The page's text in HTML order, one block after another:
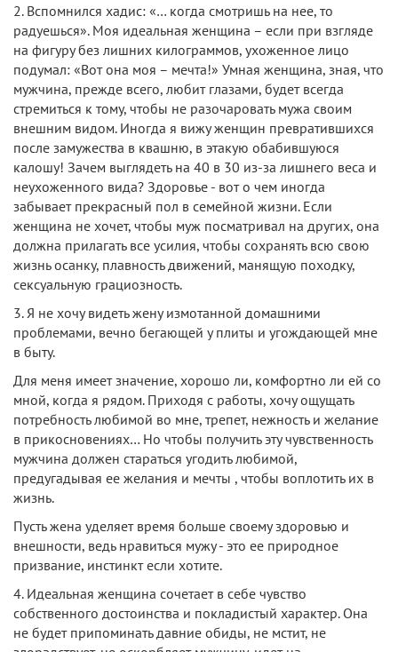
2. Вспомнился хадис: «… когда смотришь на нее, то
радуешься». Моя идеальная женщина – если при взгляде
на фигуру без лишних килограммов, ухоженное лицо
подумал: «Вот она моя – мечта!» Умная женщина, зная, что
мужчина, прежде всего, любит глазами, будет всегда
стремиться к тому, чтобы не разочаровать мужа своим
внешним видом. Иногда я вижу женщин превратившихся
после замужества в квашню, в этакую обабившуюся
калошу! Зачем выглядеть на 40 в 30 из-за лишнего веса и
неухоженного вида? Здоровье - вот о чем иногда
забывает прекрасный пол в семейной жизни. Если
женщина не хочет, чтобы муж посматривал на других, она
должна прилагать все усилия, чтобы сохранять всю свою
жизнь осанку, плавность движений, манящую походку,
сексуальную грациозность.
3. Я не хочу видеть жену измотанной домашними
проблемами, вечно бегающей у плиты и угождающей мне
в быту.
Для меня имеет значение, хорошо ли, комфортно ли ей со
мной, когда я рядом. Приходя с работы, хочу ощущать
потребность любимой во мне, трепет, нежность и желание
в прикосновениях… Но чтобы получить эту чувственность
мужчина должен стараться угодить любимой,
предугадывая ее желания и мечты , чтобы воплотить их в
жизнь.
Пусть жена уделяет время больше своему здоровью и
внешности, ведь нравиться мужу - это ее природное
призвание, инстинкт если хотите.
4. Идеальная женщина сочетает в себе чувство
собственного достоинства и покладистый характер. Она
не будет припоминать давние обиды, не мстит, не